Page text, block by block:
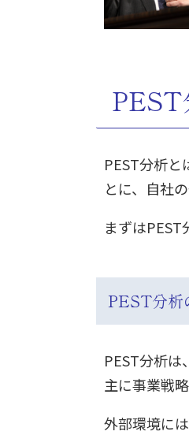
PEST
PEST分析
とに、自社
まずはPEST
PEST分析
PEST分析は
主に事業戦
外部環境に